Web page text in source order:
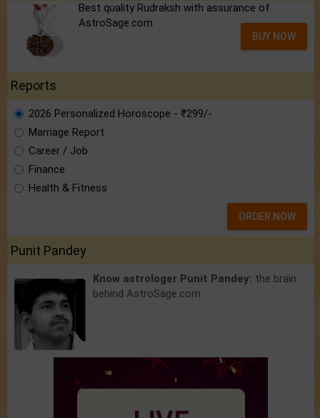
Best quality Rudraksh with assurance of
AstroSage.com
BUY NOW
Reports
2026 Personalized Horoscope - ₹299/-
Marriage Report
Career / Job
Finance
Health & Fitness
ORDER NOW
Punit Pandey
Know astrologer Punit Pandey: the brain
behind AstroSage.com